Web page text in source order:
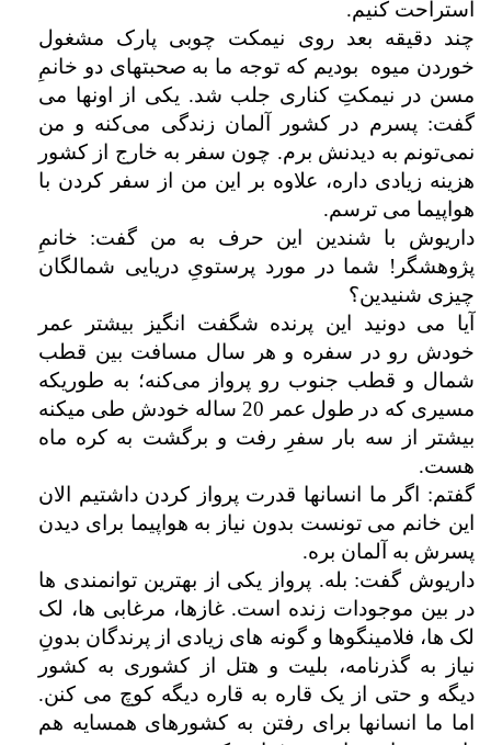
استراحت کنیم.
چند دقیقه بعد روی نیمکت چوبی پارک مشغول
خوردن میوه بودیم که توجه ما به صحبتهای دو خانمِ
مسن در نیمکتِ کناری جلب شد. یکی از اونها می
گفت: پسرم در کشور آلمان زندگی میکنه و من
نمی‌تونم به دیدنش برم. چون سفر به خارج از کشور
هزینه زیادی داره، علاوه بر این من از سفر کردن با
هواپیما می ترسم.
داریوش با شندین این حرف به من گفت: خانمِ
پژوهشگر! شما در مورد پرستویِ دریایی شمالگان
چیزی شنیدین؟
آیا می دونید این پرنده شگفت انگیز بیشتر عمر
خودش رو در سفره و هر سال مسافت بین قطب
شمال و قطب جنوب رو پرواز می‌کنه؛ به طوریکه
مسیری که در طول عمر 20 ساله خودش طی میکنه
بیشتر از سه بار سفرِ رفت و برگشت به کره ماه
هست.
گفتم: اگر ما انسانها قدرت پرواز کردن داشتیم الان
این خانم می تونست بدون نیاز به هواپیما برای دیدن
پسرش به آلمان بره.
داریوش گفت: بله. پرواز یکی از بهترین توانمندی ها
در بین موجودات زنده است. غازها، مرغابی ها، لک
لک ها، فلامینگوها و گونه های زیادی از پرندگان بدونِ
نیاز به گذرنامه، بلیت و هتل از کشوری به کشور
دیگه و حتی از یک قاره به قاره دیگه کوچ می کنن.
اما ما انسانها برای رفتن به کشورهای همسایه هم